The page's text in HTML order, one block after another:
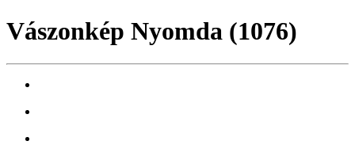
Vászonkép Nyomda (1076)